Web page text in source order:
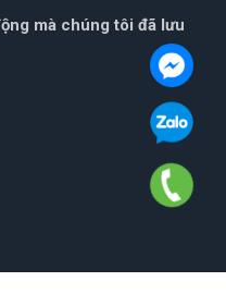
mà chúng tôi đã lưu